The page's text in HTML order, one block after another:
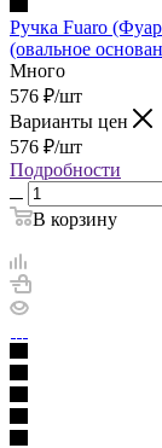
Ручка Fuaro
(овальное
Много
576 ₽/шт
Варианты цен
576 ₽/шт
Подробности
В корзину